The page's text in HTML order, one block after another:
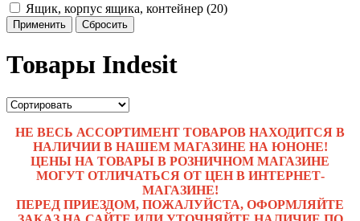
Ящик, корпус ящика, контейнер (20)
Применить Сбросить
Товары Indesit
НЕ ВЕСЬ АССОРТИМЕНТ ТОВАРОВ НАХОДИТСЯ В
НАЛИЧИИ В НАШЕМ МАГАЗИНЕ НА ЮНОНЕ!
ЦЕНЫ НА ТОВАРЫ В РОЗНИЧНОМ МАГАЗИНЕ
МОГУТ ОТЛИЧАТЬСЯ ОТ ЦЕН В ИНТЕРНЕТ-
МАГАЗИНЕ!
ПЕРЕД ПРИЕЗДОМ, ПОЖАЛУЙСТА, ОФОРМЛЯЙТЕ